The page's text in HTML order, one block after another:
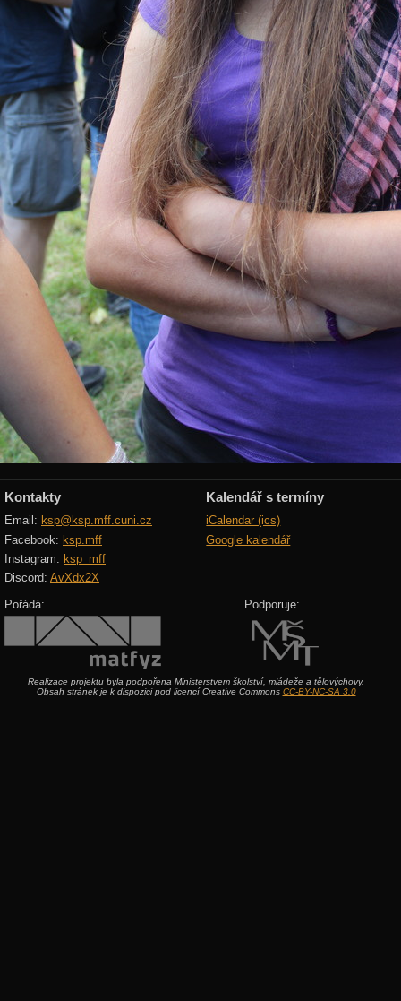
Kontakty
Email: ksp@ksp.mff.cuni.cz
Facebook: ksp.mff
Instagram: ksp_mff
Discord: AvXdx2X
Kalendář s termíny
iCalendar (ics)
Google kalendář
Pořádá: Podporuje:
Realizace projektu byla podpořena Ministerstvem školství, mládeže a tělovýchovy.
Obsah stránek je k dispozici pod licencí Creative Commons CC-BY-NC-SA 3.0